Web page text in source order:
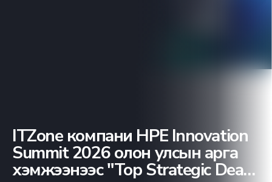
ITZone компани HPE Innovation
Summit 2026 олон улсын арга
хэмжээнээс "Top Strategic Deal -